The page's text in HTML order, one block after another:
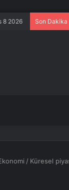
8 2026 Son Dakika
/ Küresel